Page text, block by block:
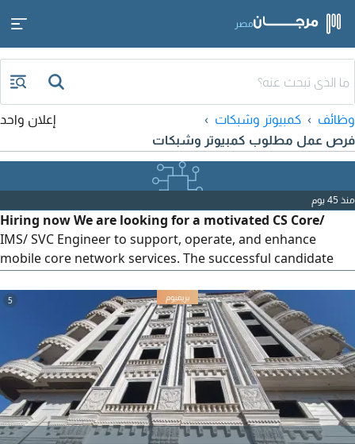
مصر
وظائف
كمبيوتر وشبكات
فرص عمل مطلوب كمبيوتر وشبكات
إعلان واحد
منذ 45 يوم
Hiring now We are looking for a motivated CS Core/
IMS/ SVC Engineer to support, operate, and enhance
mobile core network services. The successful candidate
availability, performance, and continuous service
improvement across CS Core, IMS, and SVC platforms. Key
Responsibilities Support and maintain CS Core, IMS, and
SVC network elements
5